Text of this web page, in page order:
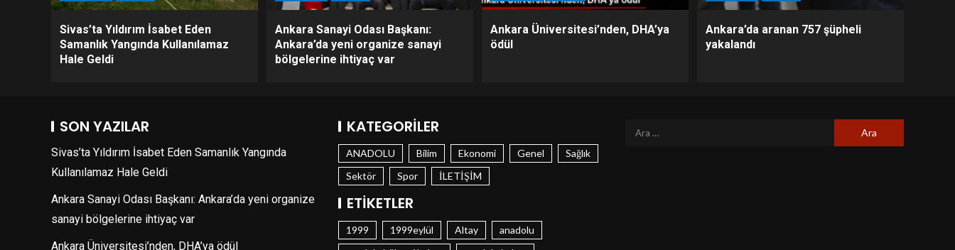
Sivas’ta Yıldırım İsabet Eden
Samanlık Yangında Kullanılamaz
Hale Geldi
Ankara Sanayi Odası Başkanı:
Ankara’da yeni organize sanayi
bölgelerine ihtiyaç var
Ankara Üniversitesi’nden, DHA’ya
ödül
Ankara’da aranan 757 şüpheli
yakalandı
SON YAZILAR
Sivas’ta Yıldırım İsabet Eden Samanlık Yangında
Kullanılamaz Hale Geldi
Ankara Sanayi Odası Başkanı: Ankara’da yeni organize
sanayi bölgelerine ihtiyaç var
Ankara Üniversitesi’nden, DHA’ya ödül
KATEGORILER
ANADOLU Bilim Ekonomi Genel
Sağlık
Sektör
Spor İLETİŞİM
ETIKETLER
1999 1999eylül Altay
anadolu